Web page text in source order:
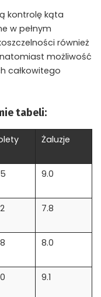
kontrolę kąta
w pełnym
również
możliwość
całkowitego
tabeli:
Żaluzje
9.0
7.8
8.0
9.1